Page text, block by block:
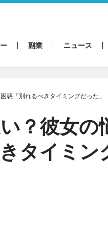
副業 ニュース
惑「別れるべきタイミングだった」
？彼女の
タイミン